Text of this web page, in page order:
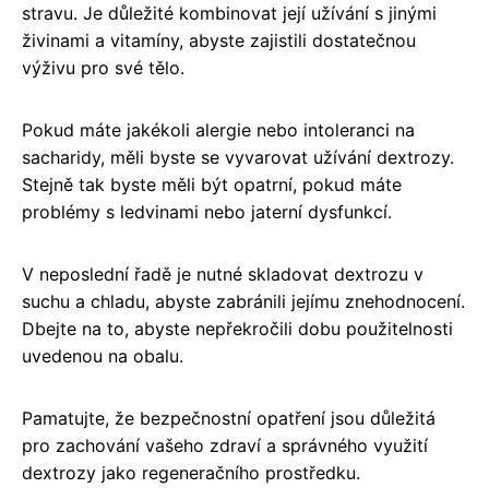
stravu. Je důležité kombinovat její užívání s jinými
živinami a vitamíny, abyste zajistili dostatečnou
výživu pro své tělo.
Pokud máte jakékoli alergie nebo intoleranci na
sacharidy, měli byste se vyvarovat užívání dextrozy.
Stejně tak byste měli být opatrní, pokud máte
problémy s ledvinami nebo jaterní dysfunkcí.
V neposlední řadě je nutné skladovat dextrozu v
suchu a chladu, abyste zabránili jejímu znehodnocení.
Dbejte na to, abyste nepřekročili dobu použitelnosti
uvedenou na obalu.
Pamatujte, že bezpečnostní opatření jsou důležitá
pro zachování vašeho zdraví a správného využití
dextrozy jako regeneračního prostředku.